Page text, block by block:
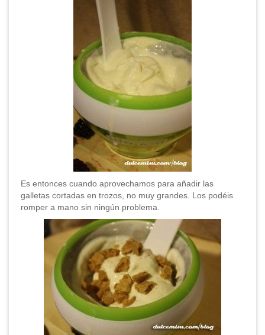
Es entonces cuando aprovechamos para añadir las
galletas cortadas en trozos, no muy grandes. Los podéis
romper a mano sin ningún problema.